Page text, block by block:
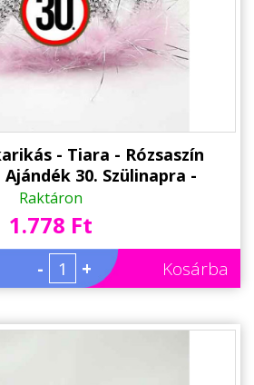
- Tiara - Rózsaszín
Ajándék 30. Szülinapra -
Party Kellék
Raktáron
1.778 Ft
- + Kosárba